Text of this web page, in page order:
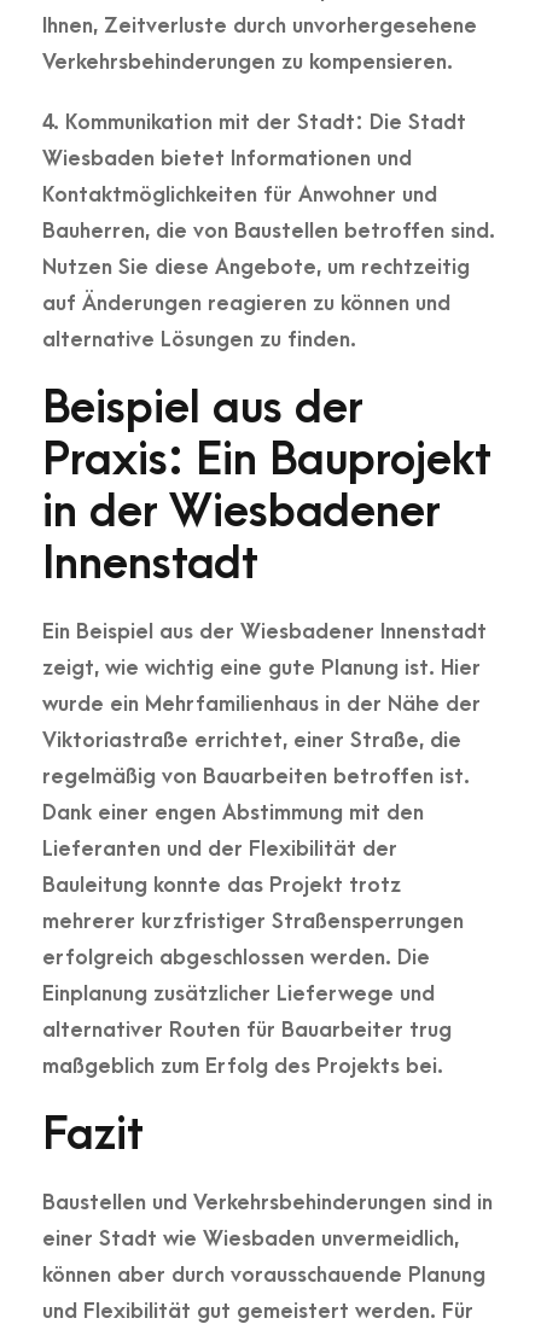
Ihnen, Zeitverluste durch unvorhergesehene
Verkehrsbehinderungen zu kompensieren.
4. Kommunikation mit der Stadt: Die Stadt
Wiesbaden bietet Informationen und
Kontaktmöglichkeiten für Anwohner und
Bauherren, die von Baustellen betroffen sind.
Nutzen Sie diese Angebote, um rechtzeitig
auf Änderungen reagieren zu können und
alternative Lösungen zu finden.
Beispiel aus der
Praxis: Ein Bauprojekt
in der Wiesbadener
Innenstadt
Ein Beispiel aus der Wiesbadener Innenstadt
zeigt, wie wichtig eine gute Planung ist. Hier
wurde ein Mehrfamilienhaus in der Nähe der
Viktoriastraße errichtet, einer Straße, die
regelmäßig von Bauarbeiten betroffen ist.
Dank einer engen Abstimmung mit den
Lieferanten und der Flexibilität der
Bauleitung konnte das Projekt trotz
mehrerer kurzfristiger Straßensperrungen
erfolgreich abgeschlossen werden. Die
Einplanung zusätzlicher Lieferwege und
alternativer Routen für Bauarbeiter trug
maßgeblich zum Erfolg des Projekts bei.
Fazit
Baustellen und Verkehrsbehinderungen sind in
einer Stadt wie Wiesbaden unvermeidlich,
können aber durch vorausschauende Planung
und Flexibilität gut gemeistert werden. Für